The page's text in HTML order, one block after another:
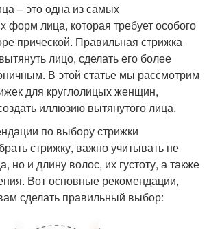
– это одна из самых
форм лица, которая требует особого
прической. Правильная стрижка
лицо, сделать его более
В этой статье мы рассмотрим
для круглолицых женщин,
иллюзию вытянутого лица.
по выбору стрижки
стрижку, важно учитывать не
но и длину волос, их густоту, а также
Вот основные рекомендации,
сделать правильный выбор: